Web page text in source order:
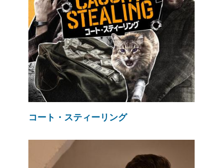
コート・スティーリング